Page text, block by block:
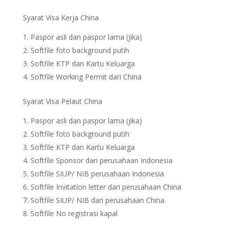
Syarat Visa Kerja China
Paspor asli dan paspor lama (jika)
Softfile foto background putih
Softfile KTP dan Kartu Keluarga
Softfile Working Permit dari China
Syarat Visa Pelaut China
Paspor asli dan paspor lama (jika)
Softfile foto background putih
Softfile KTP dan Kartu Keluarga
Softfile Sponsor dari perusahaan Indonesia
Softfile SIUP/ NIB perusahaan Indonesia
Softfile Invitation letter dari perusahaan China
Softfile SIUP/ NIB dari perusahaan China
Softfile No registrasi kapal